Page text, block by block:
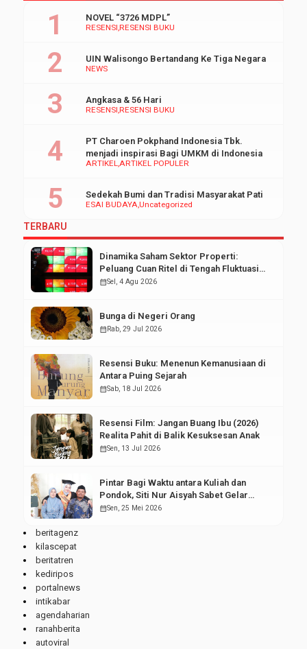
RESENSI RESENSI BUKU
NOVEL “3726 MDPL”
NEWS
UIN Walisongo Bertandang Ke Tiga Negara
RESENSI RESENSI BUKU
Angkasa & 56 Hari
ARTIKELARTIKEL POPULER
PT Charoen Pokphand Indonesia Tbk.
menjadi inspirasi Bagi UMKM di Indonesia
ESAI BUDAYAUncategorized
Sedekah Bumi dan Tradisi Masyarakat Pati
TERBARU
Dinamika Saham Sektor Properti:
Peluang Cuan Ritel di Tengah Fluktuasi
Pasar Modal
calendar_monthSel, 4 Agu 2026
Bunga di Negeri Orang
calendar_month Rab, 29 Jul 2026
Resensi Buku: Menenun Kemanusiaan di
Antara Puing Sejarah
calendar_monthSab, 18 Jul 2026
Resensi Film: Jangan Buang Ibu (2026)
Realita Pahit di Balik Kesuksesan Anak
calendar_monthSen, 13 Jul 2026
Pintar Bagi Waktu antara Kuliah dan
Pondok, Siti Nur Aisyah Sabet Gelar
Wisudawan Terbaik
calendar_monthSen, 25 Mei 2026
beritagenz
kilascepat
beritatren
kediripos
portalnews
intikabar
agendaharian
ranahberita
autoviral